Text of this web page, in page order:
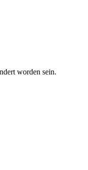
worden sein.